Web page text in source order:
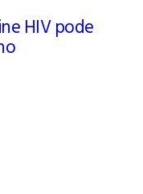
HIV pode